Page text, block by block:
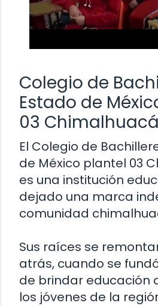
Colegio de
Estado de
03
El Colegio de
de México plantel 03
es una institución
dejado una marca
comunidad
Sus raíces se
atrás, cuando se
de brindar educación
los jóvenes de la